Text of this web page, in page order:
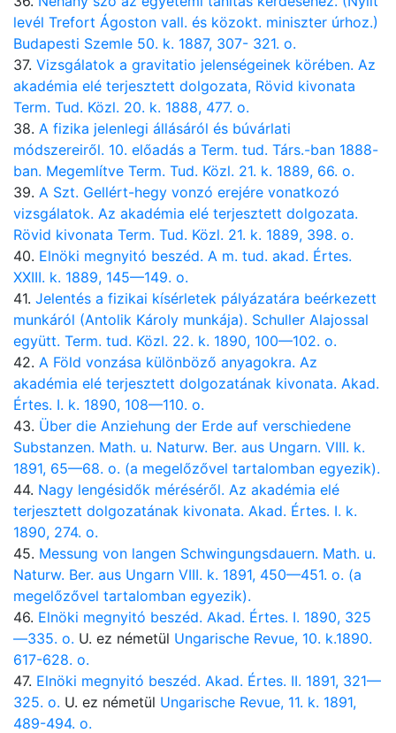
levél Trefort Ágoston vall. és közokt. miniszter úrhoz.)
Budapesti Szemle 50. k. 1887, 307- 321. o.
37. Vizsgálatok a gravitatio jelenségeinek körében. Az
akadémia elé terjesztett dolgozata, Rövid kivonata
Term. Tud. Közl. 20. k. 1888, 477. o.
38. A fizika jelenlegi állásáról és búvárlati
módszereiről. 10. előadás a Term. tud. Társ.-ban 1888-
ban. Megemlítve Term. Tud. Közl. 21. k. 1889, 66. o.
39. A Szt. Gellért-hegy vonzó erejére vonatkozó
vizsgálatok. Az akadémia elé terjesztett dolgozata.
Rövid kivonata Term. Tud. Közl. 21. k. 1889, 398. o.
40. Elnöki megnyitó beszéd. A m. tud. akad. Értes.
XXIII. k. 1889, 145—149. o.
41. Jelentés a fizikai kísérletek pályázatára beérkezett
munkáról (Antolik Károly munkája). Schuller Alajossal
együtt. Term. tud. Közl. 22. k. 1890, 100—102. o.
42. A Föld vonzása különböző anyagokra. Az
akadémia elé terjesztett dolgozatának kivonata. Akad.
Értes. I. k. 1890, 108—110. o.
43. Über die Anziehung der Erde auf verschiedene
Substanzen. Math. u. Naturw. Ber. aus Ungarn. VIII. k.
1891, 65—68. o. (a megelőzővel tartalomban egyezik).
44. Nagy lengésidők méréséről. Az akadémia elé
terjesztett dolgozatának kivonata. Akad. Értes. I. k.
1890, 274. o.
45. Messung von langen Schwingungsdauern. Math. u.
Naturw. Ber. aus Ungarn VIII. k. 1891, 450—451. o. (a
megelőzővel tartalomban egyezik).
46. Elnöki megnyitó beszéd. Akad. Értes. I. 1890, 325
—335. o. U. ez németül Ungarische Revue, 10. k.1890.
617-628. o.
47. Elnöki megnyitó beszéd. Akad. Értes. II. 1891, 321—
325. o. U. ez németül Ungarische Revue, 11. k. 1891,
489-494. o.